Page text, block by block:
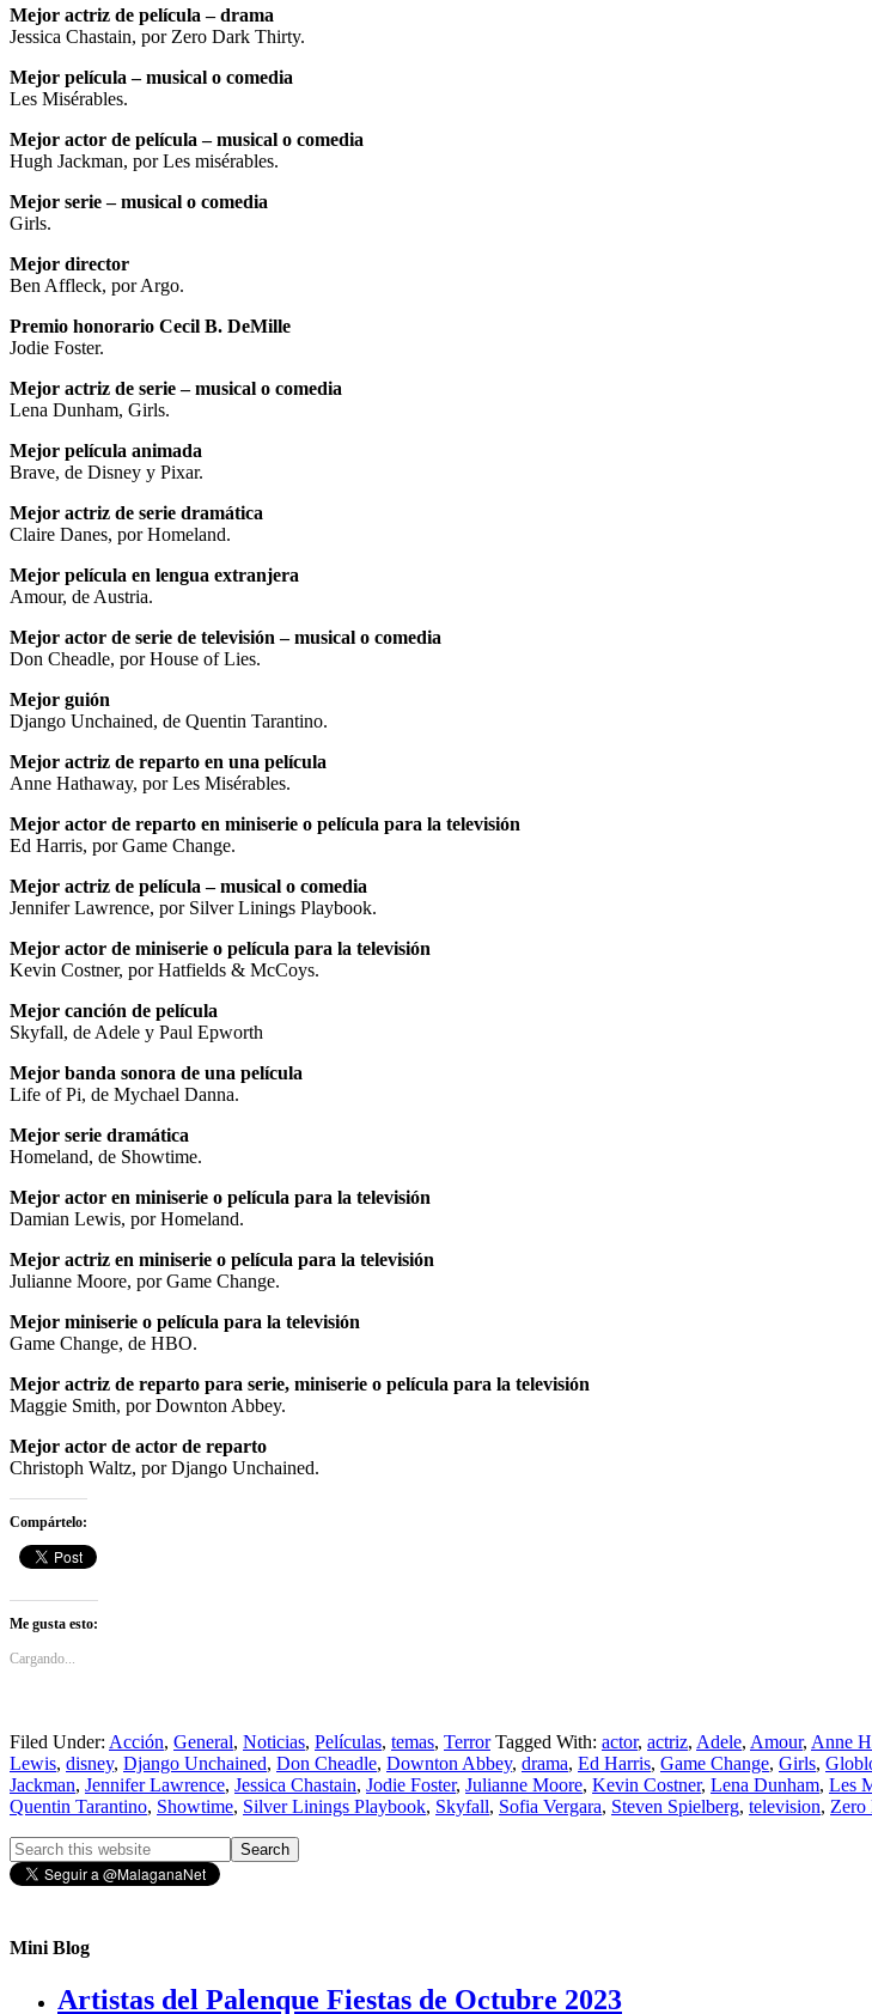
Mejor actriz de película – drama
Jessica Chastain, por Zero Dark Thirty.
Mejor película – musical o comedia
Les Misérables.
Mejor actor de película – musical o comedia
Hugh Jackman, por Les misérables.
Mejor serie – musical o comedia
Girls.
Mejor director
Ben Affleck, por Argo.
Premio honorario Cecil B. DeMille
Jodie Foster.
Mejor actriz de serie – musical o comedia
Lena Dunham, Girls.
Mejor película animada
Brave, de Disney y Pixar.
Mejor actriz de serie dramática
Claire Danes, por Homeland.
Mejor película en lengua extranjera
Amour, de Austria.
Mejor actor de serie de televisión – musical o comedia
Don Cheadle, por House of Lies.
Mejor guión
Django Unchained, de Quentin Tarantino.
Mejor actriz de reparto en una película
Anne Hathaway, por Les Misérables.
Mejor actor de reparto en miniserie o película para la televisión
Ed Harris, por Game Change.
Mejor actriz de película – musical o comedia
Jennifer Lawrence, por Silver Linings Playbook.
Mejor actor de miniserie o película para la televisión
Kevin Costner, por Hatfields & McCoys.
Mejor canción de película
Skyfall, de Adele y Paul Epworth
Mejor banda sonora de una película
Life of Pi, de Mychael Danna.
Mejor serie dramática
Homeland, de Showtime.
Mejor actor en miniserie o película para la televisión
Damian Lewis, por Homeland.
Mejor actriz en miniserie o película para la televisión
Julianne Moore, por Game Change.
Mejor miniserie o película para la televisión
Game Change, de HBO.
Mejor actriz de reparto para serie, miniserie o película para la televisión
Maggie Smith, por Downton Abbey.
Mejor actor de actor de reparto
Christoph Waltz, por Django Unchained.
Compártelo:
Me gusta esto:
Cargando...
Filed Under: Acción, General, Noticias, Películas, temas, Terror Tagged With: actor, actriz, Adele, Amour, Anne
Lewis, disney, Django Unchained, Don Cheadle, Downton Abbey, drama, Ed Harris, Game Change, Girls,
Jackman, Jennifer Lawrence, Jessica Chastain, Jodie Foster, Julianne Moore, Kevin Costner, Lena Dunham, Les
Quentin Tarantino, Showtime, Silver Linings Playbook, Skyfall, Sofia Vergara, Steven Spielberg, television, Zero
Mini Blog
Artistas del Palenque Fiestas de Octubre 2023